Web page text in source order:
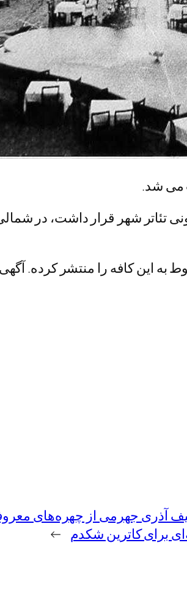
روزنامه اطلاعات ۱۸ تیر ۱۳۱۴ آگهی مربوط به
آذری جهرمی از چهره‌های
برای کاترین شکدم →